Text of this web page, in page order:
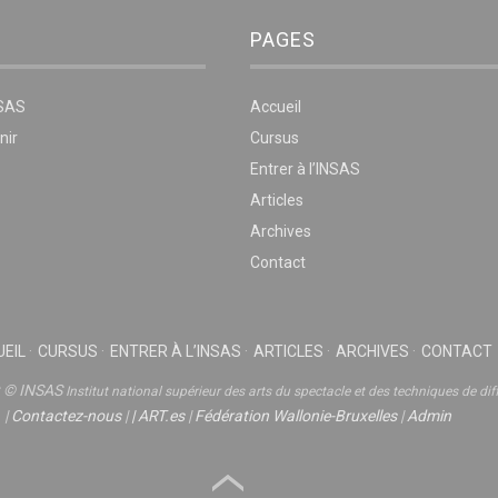
PAGES
Accueil
Cursus
Entrer à l’INSAS
Articles
Archives
Contact
CURSUS ENTRER À L’INSAS ARTICLES ARCHIVES CONTACT
© INSASInstitut national supérieur des arts du spectacle et des techniques de
|Contactez-nous||ART.es|Fédération Wallonie-Bruxelles|Admin